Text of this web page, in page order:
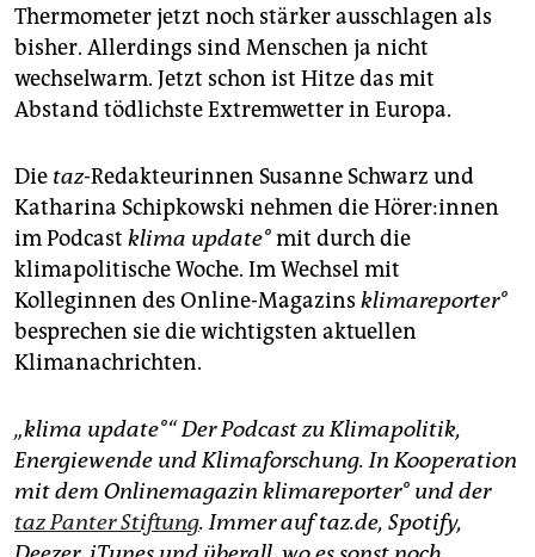
Thermometer jetzt noch stärker ausschlagen als
bisher. Allerdings sind Menschen ja nicht
wechselwarm. Jetzt schon ist Hitze das mit
Abstand tödlichste Extremwetter in Europa.
Die taz-Redakteurinnen Susanne Schwarz und
Katharina Schipkowski nehmen die Hö­re­r:in­nen
im Podcast klima update°mit durch die
klimapolitische Woche. Im Wechsel mit
Kolleginnen des Online-Magazins klimareporter°
besprechen sie die wichtigsten aktuellen
Klimanachrichten.
„klima update°“ Der Podcast zu Klimapolitik,
Energiewende und Klimaforschung. In Kooperation
mit dem Onlinemagazin klimareporter° und der
taz Panter Stiftung. Immer auf taz.de, Spotify,